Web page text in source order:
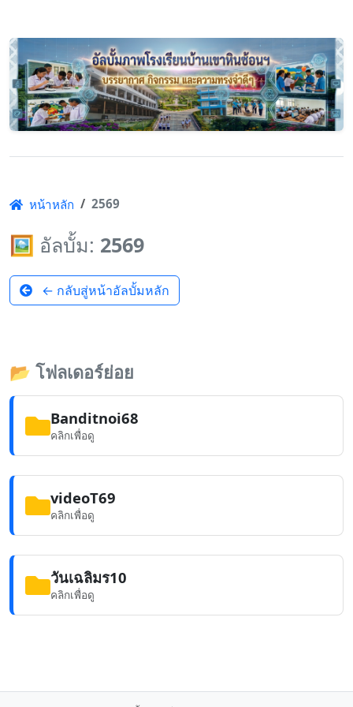
หน้าหลัก 2569
🖼️ อัลบั้ม: 2569
← กลับสู่หน้าอัลบั้มหลัก
📂 โฟลเดอร์ย่อย
Banditnoi68
คลิกเพื่อดู
videoT69
คลิกเพื่อดู
วันเฉลิมร10
คลิกเพื่อดู